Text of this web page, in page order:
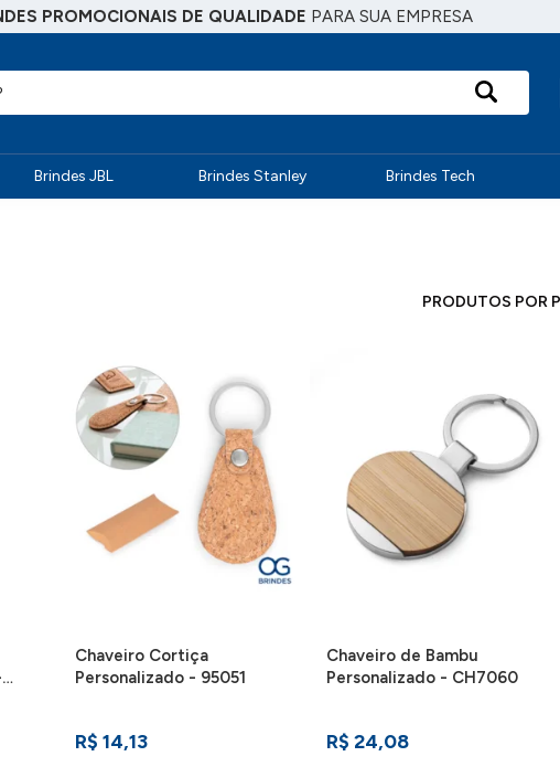
PROMOCIONAIS DE QUALIDADE PARA SUA EMPRESA
Brindes JBL Brindes Stanley Brindes Tech
Chaveiro Cortiça
Personalizado - 95051
R$ 14,13
Chaveiro de Bambu
Personalizado - CH7060
R$ 24,08